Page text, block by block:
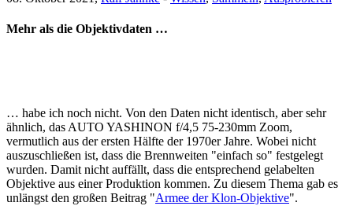
Mehr als die Objektivdaten …
… habe ich noch nicht. Von den Daten nicht identisch, aber sehr
ähnlich, das AUTO YASHINON f/4,5 75-230mm Zoom,
vermutlich aus der ersten Hälfte der 1970er Jahre. Wobei nicht
auszuschließen ist, dass die Brennweiten "einfach so" festgelegt
wurden. Damit nicht auffällt, dass die entsprechend gelabelten
Objektive aus einer Produktion kommen. Zu diesem Thema gab es
unlängst den großen Beitrag "Armee der Klon-Objektive".